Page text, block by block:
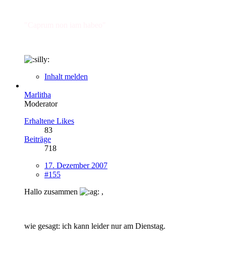
Inhalt melden
Marlitha
Moderator
Erhaltene Likes
83
Beiträge
718
17. Dezember 2007
#155
Hallo zusammen
,
wie gesagt: ich kann leider nur am Dienstag.